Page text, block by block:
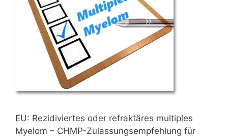
EU: Rezidiviertes oder refraktäres multiples
Myelom – CHMP-Zulassungsempfehlung für